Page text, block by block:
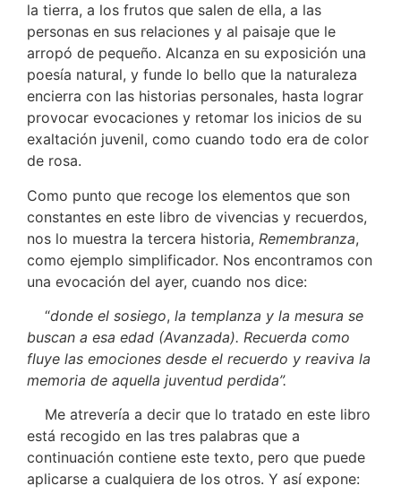
la tierra, a los frutos que salen de ella, a las
personas en sus relaciones y al paisaje que le
arropó de pequeño. Alcanza en su exposición una
poesía natural, y funde lo bello que la naturaleza
encierra con las historias personales, hasta lograr
provocar evocaciones y retomar los inicios de su
exaltación juvenil, como cuando todo era de color
de rosa.
Como punto que recoge los elementos que son
constantes en este libro de vivencias y recuerdos,
nos lo muestra la tercera historia, Remembranza,
como ejemplo simplificador. Nos encontramos con
una evocación del ayer, cuando nos dice:
“donde el sosiego, la templanza y la mesura se
buscan a esa edad (Avanzada). Recuerda como
fluye las emociones desde el recuerdo y reaviva la
memoria de aquella juventud perdida”.
Me atrevería a decir que lo tratado en este libro
está recogido en las tres palabras que a
continuación contiene este texto, pero que puede
aplicarse a cualquiera de los otros. Y así expone: